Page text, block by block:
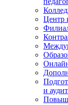
Центр
и